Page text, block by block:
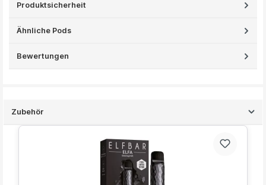
Produktsicherheit
Ähnliche Pods
Bewertungen
Zubehör
Produktgalerie überspringen